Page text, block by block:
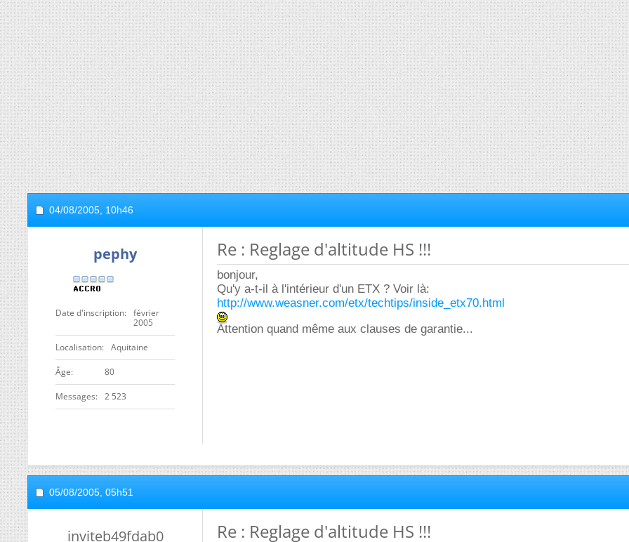
04/08/2005, 10h46
pephy
Date d'inscription
février
2005
Localisation Aquitaine
ge 80
Messages 2 523
Re : Reglage d'altitude HS !!!
bonjour,
Qu'y a-t-il à l'intérieur d'un ETX ? Voir là:
http://www.weasner.com/etx/techtips/inside_etx70.html
Attention quand même aux clauses de garantie...
05/08/2005, 05h51
inviteb49fdab0 Re : Reglage d'altitude HS !!!